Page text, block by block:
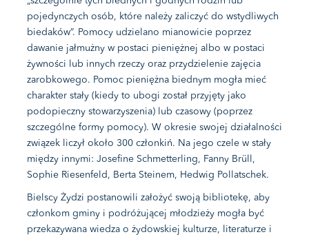
pojedynczych osób, które należy zaliczyć do wstydliwych
biedaków”. Pomocy udzielano mianowicie poprzez
dawanie jałmużny w postaci pieniężnej albo w postaci
żywności lub innych rzeczy oraz przydzielenie zajęcia
zarobkowego. Pomoc pieniężna biednym mogła mieć
charakter stały (kiedy to ubogi został przyjęty jako
podopieczny stowarzyszenia) lub czasowy (poprzez
szczególne formy pomocy). W okresie swojej działalności
związek liczył około 300 członkiń. Na jego czele w stały
między innymi: Josefine Schmetterling, Fanny Brüll,
Sophie Riesenfeld, Berta Steinem, Hedwig Pollatschek.
Bielscy Żydzi postanowili założyć swoją bibliotekę, aby
członkom gminy i podróżującej młodzieży mogła być
przekazywana wiedza o żydowskiej kulturze, literaturze i